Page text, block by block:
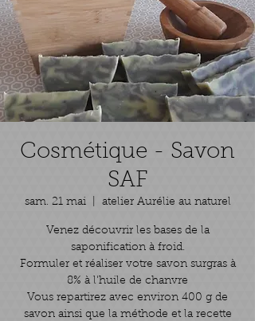
Cosmétique - Savon
SAF
sam. 21 mai
  |
atelier Aurélie au naturel
Venez découvrir les bases de la
saponification à froid.
Formuler et réaliser votre savon surgras à
8% à l'huile de chanvre
Vous repartirez avec environ 400 g de
savon ainsi que la méthode et la recette